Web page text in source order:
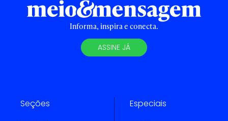
Informa, inspira e conecta.
ASSINE JÁ
Seções Especiais